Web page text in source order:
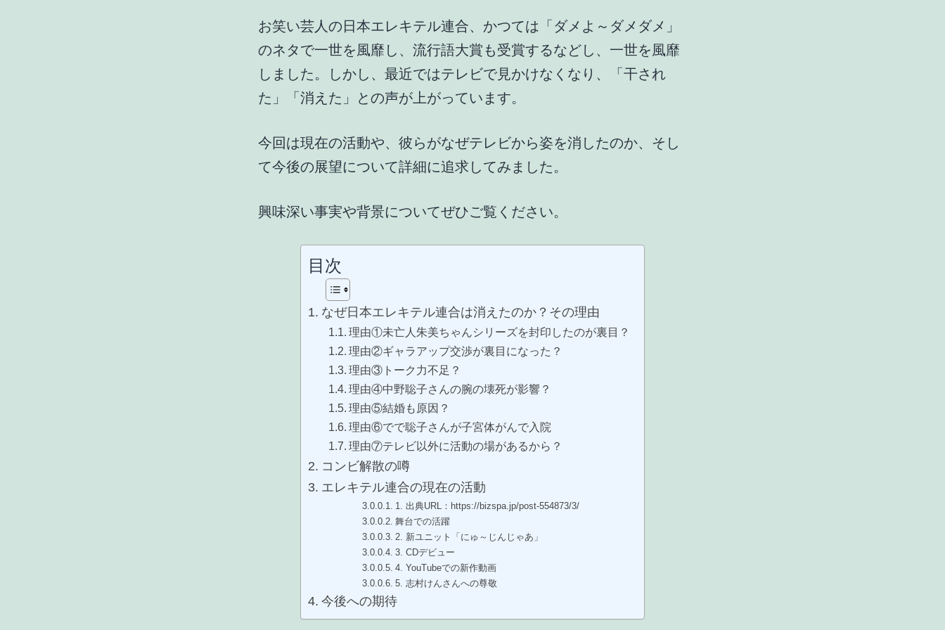
お笑い芸人の日本エレキテル連合、かつては「ダメよ～ダメダメ」
のネタで一世を風靡し、流行語大賞も受賞するなどし、一世を風靡
しました。しかし、最近ではテレビで見かけなくなり、「干され
た」「消えた」との声が上がっています。
今回は現在の活動や、彼らがなぜテレビから姿を消したのか、そし
て今後の展望について詳細に追求してみました。
興味深い事実や背景についてぜひご覧ください。
目次
なぜ日本エレキテル連合は消えたのか？その理由
理由①未亡人朱美ちゃんシリーズを封印したのが裏目？
理由②ギャラアップ交渉が裏目になった？
理由③トーク力不足？
理由④中野聡子さんの腕の壊死が影響？
理由⑤結婚も原因？
理由⑥でで聡子さんが子宮体がんで入院
理由⑦テレビ以外に活動の場があるから？
コンビ解散の噂
エレキテル連合の現在の活動
1. 出典URL：https://bizspa.jp/post-554873/3/
舞台での活躍
2. 新ユニット「にゅ～じんじゃあ」
3. CDデビュー
4. YouTubeでの新作動画
5. 志村けんさんへの尊敬
今後への期待